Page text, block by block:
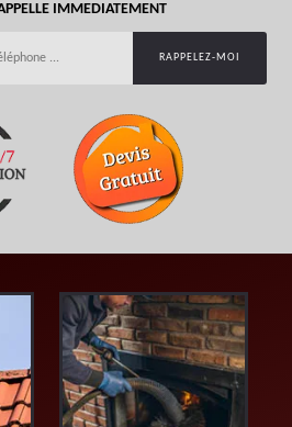
IMMEDIATEMENT